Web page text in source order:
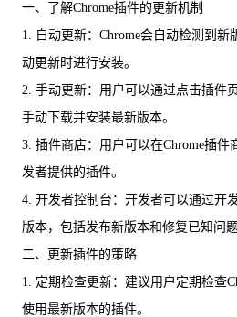
一、了解Chrome插件的更新机制
1. 自动更新：Chrome会自动检测到
动更新时进行安装。
2. 手动更新：用户可以通过点击插件
手动下载并安装最新版本。
3. 插件商店：用户可以在Chrome插
发者提供的插件。
4. 开发者控制台：开发者可以通过开
版本，包括发布新版本和修复已知问题
二、更新插件的策略
1. 定期检查更新：建议用户定期检查
使用最新版本的插件。